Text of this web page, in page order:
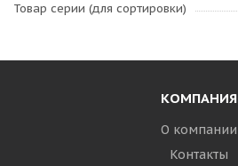
Товар серии (для сортировки)
КОМПАНИЯ
О компании
Контакты